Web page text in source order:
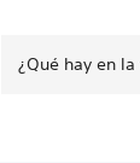
¿Qué hay en